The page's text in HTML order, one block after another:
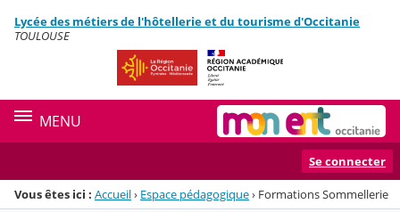
Menu de la rubrique
Contenu
Lycée des métiers de l'hôtellerie et du tourisme d'Occitanie
TOULOUSE
MENU
Se connecter
Vous êtes ici : Accueil› Espace pédagogique› Formations Sommellerie